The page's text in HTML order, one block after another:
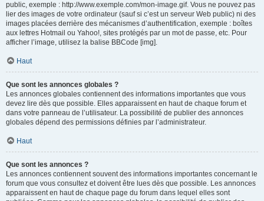
public, exemple : http://www.exemple.com/mon-image.gif. Vous ne pouvez pas
lier des images de votre ordinateur (sauf si c’est un serveur Web public) ni des
images placées derrière des mécanismes d’authentification, exemple : boîtes
aux lettres Hotmail ou Yahoo!, sites protégés par un mot de passe, etc. Pour
afficher l’image, utilisez la balise BBCode [img].
Haut
Que sont les annonces globales ?
Les annonces globales contiennent des informations importantes que vous
devez lire dès que possible. Elles apparaissent en haut de chaque forum et
dans votre panneau de l’utilisateur. La possibilité de publier des annonces
globales dépend des permissions définies par l’administrateur.
Haut
Que sont les annonces ?
Les annonces contiennent souvent des informations importantes concernant le
forum que vous consultez et doivent être lues dès que possible. Les annonces
apparaissent en haut de chaque page du forum dans lequel elles sont